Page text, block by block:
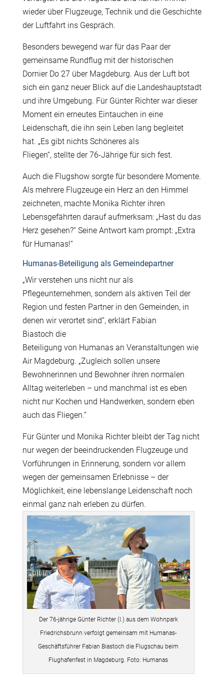
wieder über Flugzeuge, Technik und die Geschichte
der Luftfahrt ins Gespräch.
Besonders bewegend war für das Paar der
gemeinsame Rundflug mit der historischen
Dornier Do 27 über Magdeburg. Aus der Luft bot
sich ein ganz neuer Blick auf die Landeshauptstadt
und ihre Umgebung. Für Günter Richter war dieser
Moment ein erneutes Eintauchen in eine
Leidenschaft, die ihn sein Leben lang begleitet
hat. „Es gibt nichts Schöneres als
Fliegen“, stellte der 76-Jährige für sich fest.
Auch die Flugshow sorgte für besondere Momente.
Als mehrere Flugzeuge ein Herz an den Himmel
zeichneten, machte Monika Richter ihren
Lebensgefährten darauf aufmerksam: „Hast du das
Herz gesehen?“ Seine Antwort kam prompt: „Extra
für Humanas!“
Humanas-Beteiligung als Gemeindepartner
„Wir verstehen uns nicht nur als
Pflegeunternehmen, sondern als aktiven Teil der
Region und festen Partner in den Gemeinden, in
denen wir verortet sind“, erklärt Fabian
Biastoch die
Beteiligung von Humanas an Veranstaltungen wie
Air Magdeburg. „Zugleich sollen unsere
Bewohnerinnen und Bewohner ihren normalen
Alltag weiterleben – und manchmal ist es eben
nicht nur Kochen und Handwerken, sondern eben
auch das Fliegen.”
Für Günter und Monika Richter bleibt der Tag nicht
nur wegen der beeindruckenden Flugzeuge und
Vorführungen in Erinnerung, sondern vor allem
wegen der gemeinsamen Erlebnisse – der
Möglichkeit, eine lebenslange Leidenschaft noch
einmal ganz nah erleben zu dürfen.
Der 76-jährige Günter Richter (l.) aus dem Wohnpark
Friedrichsbrunn verfolgt gemeinsam mit Humanas-
Geschäftsführer Fabian Biastoch die Flugschau beim
Flughafenfest in Magdeburg. Foto: Humanas